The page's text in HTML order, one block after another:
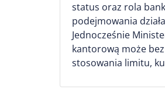
status oraz rola
podejmowania
Jednocześnie
kantorową może
stosowania limitu,